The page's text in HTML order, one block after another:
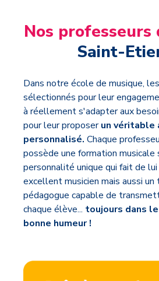
Nos professeurs
Saint-
Dans notre école de musique,
sélectionnés pour leur
à réellement s'adapter aux
pour leur proposerun véritable
personnalisé. Chaque
possède une formation musicale
personnalité unique qui fait de
excellent musicien mais aussi un
pédagogue capable de
chaque élève... toujours dans
bonne humeur !